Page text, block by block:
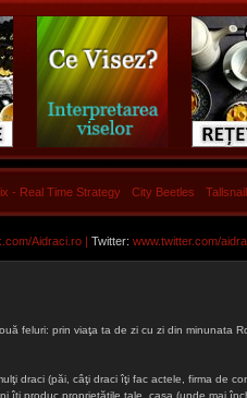
- Real Time Strategy City Beetles Tallsnail
Aidraci.ro| Twitter: www.twitter.com/
feluri: prin viaţa ta de zi cu zi din minunata
draci (păi, câţi draci îţi fac actele, firma de
produc proprietăţile tale, casa (unde mai